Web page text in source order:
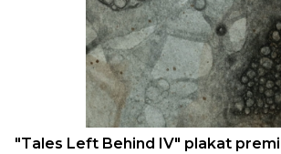
"Tales Left Behind IV" plakat